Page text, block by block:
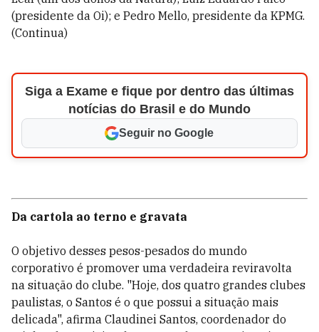
(presidente da Oi); e Pedro Mello, presidente da KPMG.
(Continua)
Siga a Exame e fique por dentro das últimas
notícias do Brasil e do Mundo
Seguir no Google
Da cartola ao terno e gravata
O objetivo desses pesos-pesados do mundo
corporativo é promover uma verdadeira reviravolta
na situação do clube. "Hoje, dos quatro grandes clubes
paulistas, o Santos é o que possui a situação mais
delicada", afirma Claudinei Santos, coordenador do